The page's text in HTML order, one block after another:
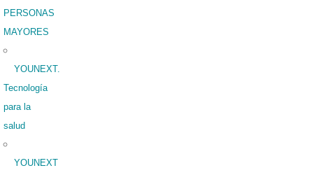
PERSONAS
MAYORES
YOUNEXT.
Tecnología
para la
salud
YOUNEXT